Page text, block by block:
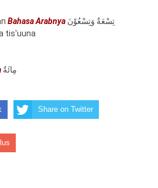
Bahasa Arabnya تِسْعَةٌ وَتِسْعُوْنَ
tis'uuna
مِائَةٌ
Share on Twitter